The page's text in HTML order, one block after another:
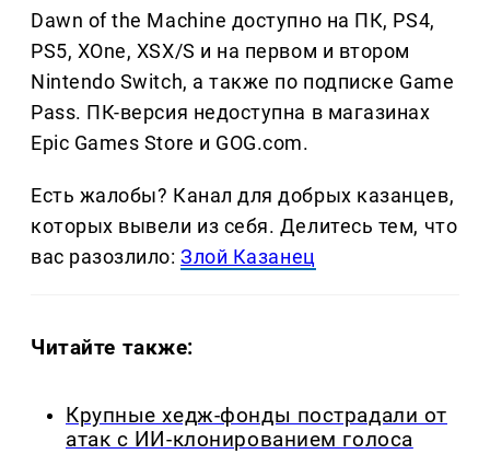
Dawn of the Machine доступно на ПК, PS4,
PS5, XOne, XSX/S и на первом и втором
Nintendo Switch, а также по подписке Game
Pass. ПК-версия недоступна в магазинах
Epic Games Store и GOG.com.
Есть жалобы? Канал для добрых казанцев,
которых вывели из себя. Делитеcь тем, что
вас разозлило:Злой Казанец
Читайте также:
Крупные хедж-фонды пострадали от
атак с ИИ-клонированием голоса